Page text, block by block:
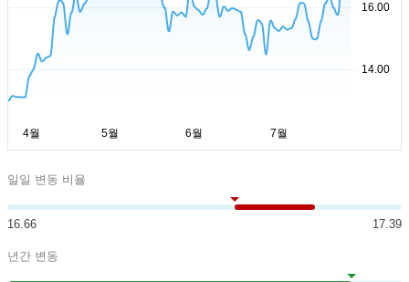
일일 변동 비율
16.66 17.39
년간 변동